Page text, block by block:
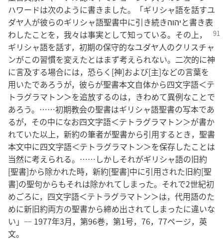
ハワードは次のように書きました。「ギリシャ語を話すユ
ダヤ人が彼らのギリシャ語聖書中に引き続きיהוהと書き表
わしたことを，我々は事実として知っている。 その上，
ギリシャ語を話す，初期の保守的なユダヤ人のクリスチャ
ンがこの習慣を変えたとはまず考えられない。二次的に神
に言及する場合には，恐らく[神]および[主]などの言葉を
用いたであろうが，彼らが聖書本文自体から四文字語＜テ
トラグラマトン＞を追放するのは，きわめて異例なことで
あろう。……初期教会の聖書はギリシャ語聖書の写本であ
るが，その中になお四文字語＜テトラグラマトン＞が書か
れていた以上，新約の筆者が聖書から引用するとき，聖書
本文中に四文字語＜テトラグラマトン＞を保存したことは
当然に考えられる。……しかしそれがギリシャ語の旧約
[聖書]から除かれた時，新約[聖書]中に引用された旧約[聖
書]の聖句からもそれは除かれてしまった。それで2世紀初
めごろに，四文字語＜テトラグラマトン＞は，代用語のた
めに新旧約両方の聖書から締め出されてしまったに違いな
い」― 1977年3月，第96巻，第1号，76，77ページ，英
文。